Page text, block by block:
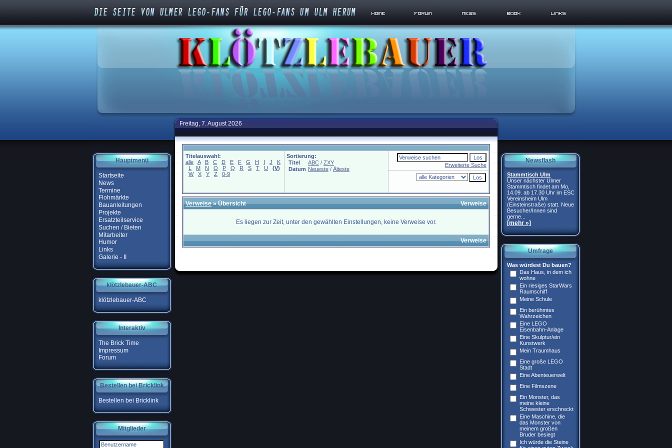
Hauptmenü
Startseite
News
Termine
Flohmärkte
Bauanleitungen
Projekte
Ersatzteilservice
Suchen / Bieten
Mitarbeiter
Humor
Links
Galerie - II
klötzlebauer-ABC
klötzlebauer-ABC
Interaktiv
The Brick Time
Impressum
Forum
Bestellen bei Bricklink
Bestellen bei Bricklink
Mitglieder
Freitag, 7. August 2026
Titelauswahl:
alle
A B C D E F G H I J
K
L
M N O P Q R S T U (V)
W
X Y Z 0-9
Sortierung:
Titel
ABC / ZXY
Datum Neueste / Älteste
Erweiterte Suche
Verweise» Übersicht Verweise
Es liegen zur Zeit, unter den gewählten Einstellungen, keine Verweise vor.
Verweise
Newsflash
Stammtisch Ulm
Unser nächster Ulmer
Stammtisch findet am Mo,
14.09. ab 17.30 Uhr im ESC
Vereinsheim Ulm
(Einsteinstraße) statt. Neue
Besucher/Innen sind
gerne...
[mehr »]
Umfrage
Was würdest Du bauen?
Das Haus, in dem ich
wohne
Ein riesiges StarWars
Raumschiff
Meine Schule
Ein berühmtes
Wahrzeichen
Eine LEGO
Eisenbahn-Anlage
Eine Skulptur/ein
Kunstwerk
Mein Traumhaus
Eine große LEGO
Stadt
Eine Abenteuerwelt
Eine Filmszene
Ein Monster, das
meine kleine
Schwester erschreckt
Eine Maschine, die
das Monster von
meinem großen
Bruder besiegt
Ich würde die Steine